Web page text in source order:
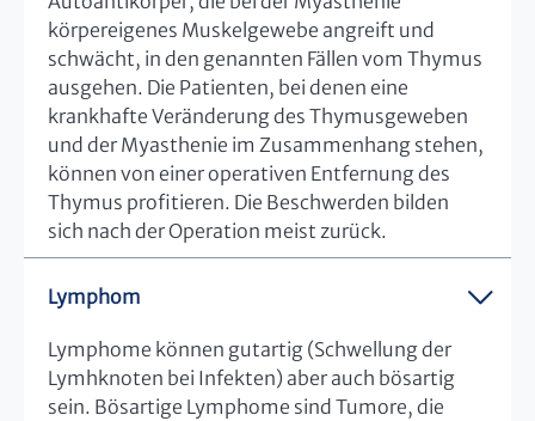
körpereigenes Muskelgewebe angreift und
schwächt, in den genannten Fällen vom Thymus
ausgehen. Die Patienten, bei denen eine
krankhafte Veränderung des Thymusgeweben
und der Myasthenie im Zusammenhang stehen,
können von einer operativen Entfernung des
Thymus profitieren. Die Beschwerden bilden
sich nach der Operation meist zurück.
Lymphom
Lymphome können gutartig (Schwellung der
Lymhknoten bei Infekten) aber auch bösartig
sein. Bösartige Lymphome sind Tumore, die